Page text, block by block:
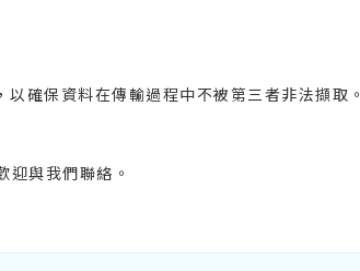
確保資料在傳輸過程中不被第三者非法擷取。
迎與我們聯絡。